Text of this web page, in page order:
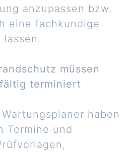
anzupassen bzw.
eine fachkundige
lassen.
müssen
terminiert
haben
Termine und